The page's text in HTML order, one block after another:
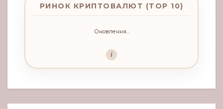
РИНОК КРИПТОВАЛЮТ (TOP 10)
Оновлення...
i